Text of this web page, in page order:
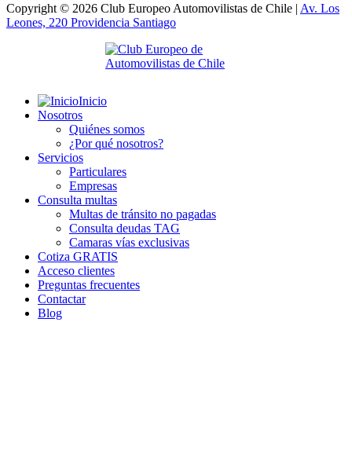
Copyright © 2026 Club Europeo Automovilistas de Chile | Av. Los
Leones, 220 Providencia Santiago
Inicio
Nosotros
Quiénes somos
¿Por qué nosotros?
Servicios
Particulares
Empresas
Consulta multas
Multas de tránsito no pagadas
Consulta deudas TAG
Camaras vías exclusivas
Cotiza GRATIS
Acceso clientes
Preguntas frecuentes
Contactar
Blog